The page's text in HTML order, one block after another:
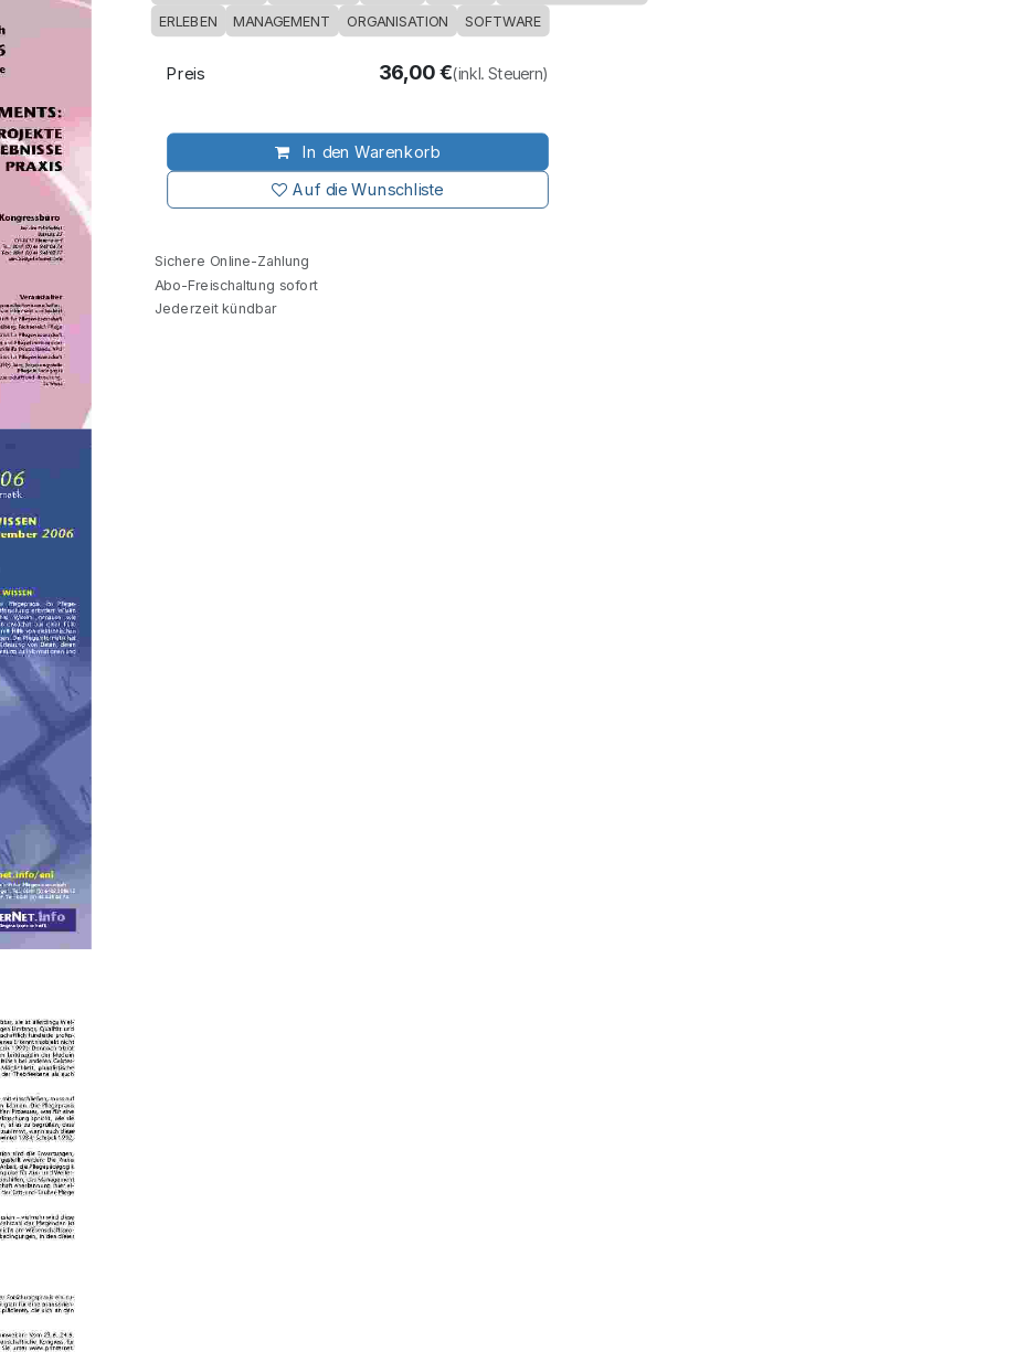
ERLEBEN MANAGEMENT ORGANISATION SOFTWARE
In den Warenkorb
Auf die Wunschliste
Preis 36,00€(inkl. Steuern)
Sichere Online-Zahlung
Abo-Freischaltung sofort
Jederzeit kündbar